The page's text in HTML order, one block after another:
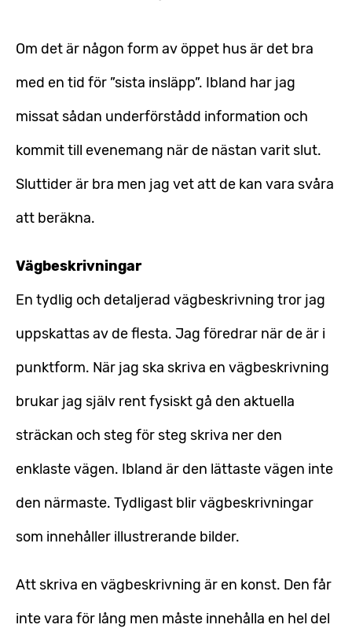
Om det är någon form av öppet hus är det bra
med en tid för ”sista insläpp”. Ibland har jag
missat sådan underförstådd information och
kommit till evenemang när de nästan varit slut.
Sluttider är bra men jag vet att de kan vara svåra
att beräkna.
Vägbeskrivningar
En tydlig och detaljerad vägbeskrivning tror jag
uppskattas av de flesta. Jag föredrar när de är i
punktform. När jag ska skriva en vägbeskrivning
brukar jag själv rent fysiskt gå den aktuella
sträckan och steg för steg skriva ner den
enklaste vägen. Ibland är den lättaste vägen inte
den närmaste. Tydligast blir vägbeskrivningar
som innehåller illustrerande bilder.
Att skriva en vägbeskrivning är en konst. Den får
inte vara för lång men måste innehålla en hel del